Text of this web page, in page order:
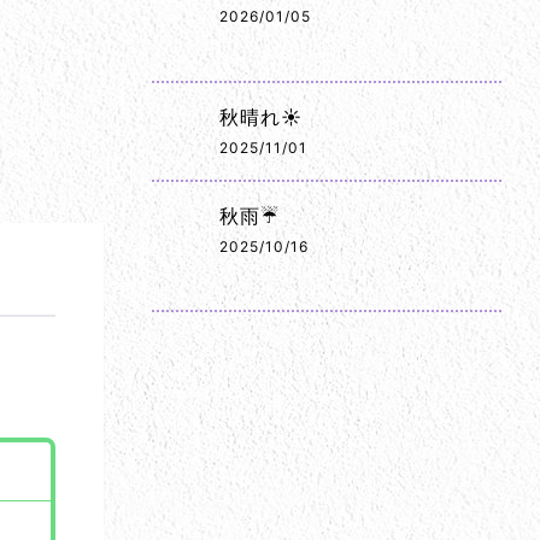
2026/01/05
秋晴れ☀️
2025/11/01
秋雨☔
2025/10/16